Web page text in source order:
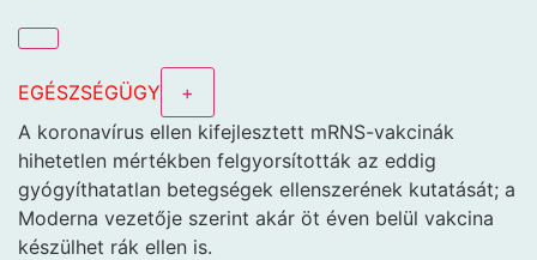
EGÉSZSÉGÜGY
+
A koronavírus ellen kifejlesztett mRNS-vakcinák
hihetetlen mértékben felgyorsították az eddig
gyógyíthatatlan betegségek ellenszerének kutatását; a
Moderna vezetője szerint akár öt éven belül vakcina
készülhet rák ellen is.